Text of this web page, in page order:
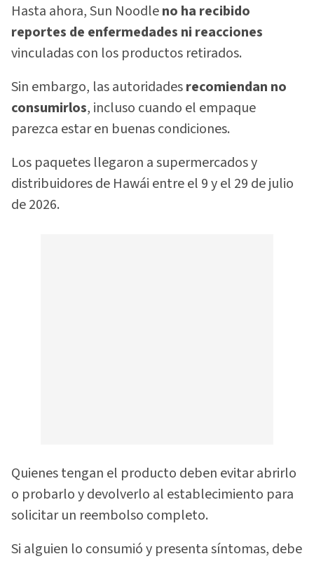
Hasta ahora, Sun Noodleno ha recibido
reportes de enfermedades ni reacciones
vinculadas con los productos retirados.
Sin embargo, las autoridadesrecomiendan no
consumirlos, incluso cuando el empaque
parezca estar en buenas condiciones.
Los paquetes llegaron a supermercados y
distribuidores de Hawái entre el 9 y el 29 de julio
de 2026.
Quienes tengan el producto deben evitar abrirlo
o probarlo y devolverlo al establecimiento para
solicitar un reembolso completo.
Si alguien lo consumió y presenta síntomas, debe